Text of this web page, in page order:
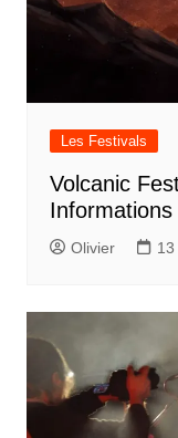
Les Festivals
Volcanic
Olivier